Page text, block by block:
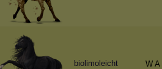
biolimoleicht W A